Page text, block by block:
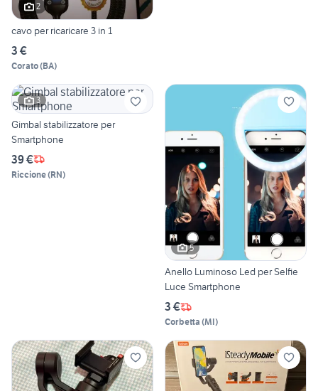
2
cavo per ricaricare 3 in 1
3 €
Corato(BA)
3
Gimbal stabilizzatore per
Smartphone
39 €
Riccione(RN)
5
Anello Luminoso Led per Selfie
Luce Smartphone
3 €
Corbetta (MI)